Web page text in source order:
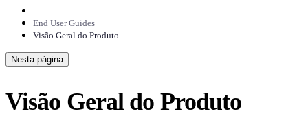
End User Guides
Visão Geral do Produto
Nesta página
Visão Geral do Produto